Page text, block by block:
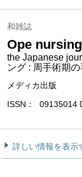
和雑誌
Ope nursing
the Japanese
ング : 周手術期
メディカ出版
ISSN
09135014
詳しい情報を表示